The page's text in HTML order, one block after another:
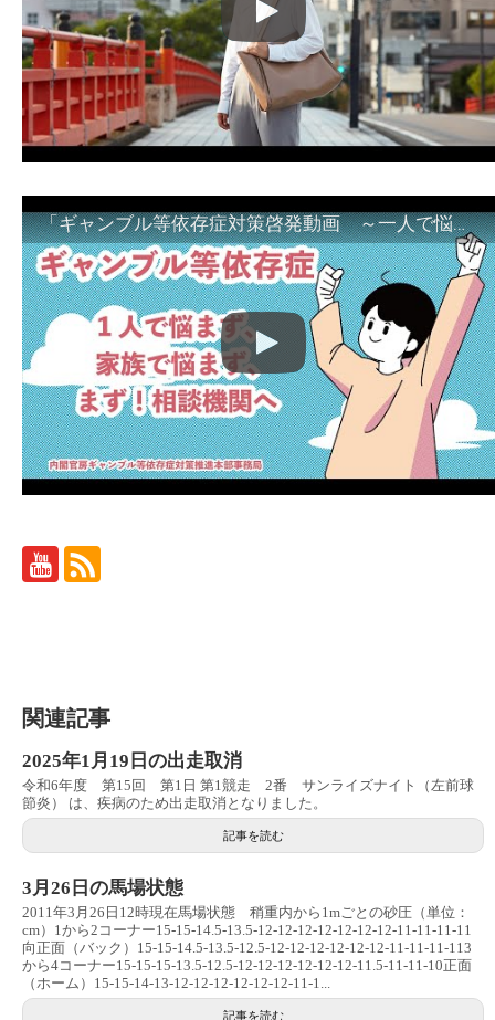
「ギャンブル等依存症対策啓発動画 ～一人で悩まず、家族で悩まず、まず！相談機関へ～」
関連記事
2025年1月19日の出走取消
令和6年度 第15回 第1日 第1競走 2番 サンライズナイト（左前球
節炎） は、疾病のため出走取消となりました。
記事を読む
3月26日の馬場状態
2011年3月26日12時現在馬場状態 稍重内から1mごとの砂圧（単位：
cm）1から2コーナー15-15-14.5-13.5-12-12-12-12-12-12-12-11-11-11-11
向正面（バック）15-15-14.5-13.5-12.5-12-12-12-12-12-12-11-11-11-113
から4コーナー15-15-15-13.5-12.5-12-12-12-12-12-12-11.5-11-11-10正面
（ホーム）15-15-14-13-12-12-12-12-12-12-11-1...
記事を読む